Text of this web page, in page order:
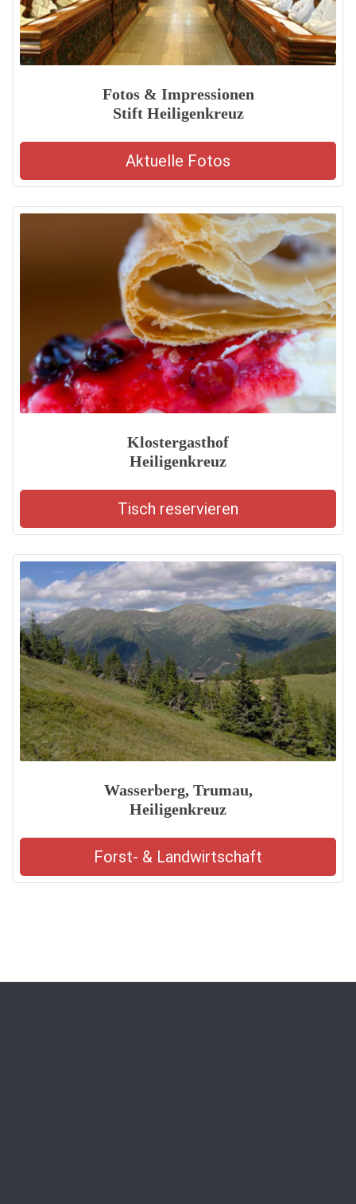
Fotos & Impressionen
Stift Heiligenkreuz
Aktuelle Fotos
Klostergasthof
Heiligenkreuz
Tisch reservieren
Wasserberg, Trumau,
Heiligenkreuz
Forst- & Landwirtschaft